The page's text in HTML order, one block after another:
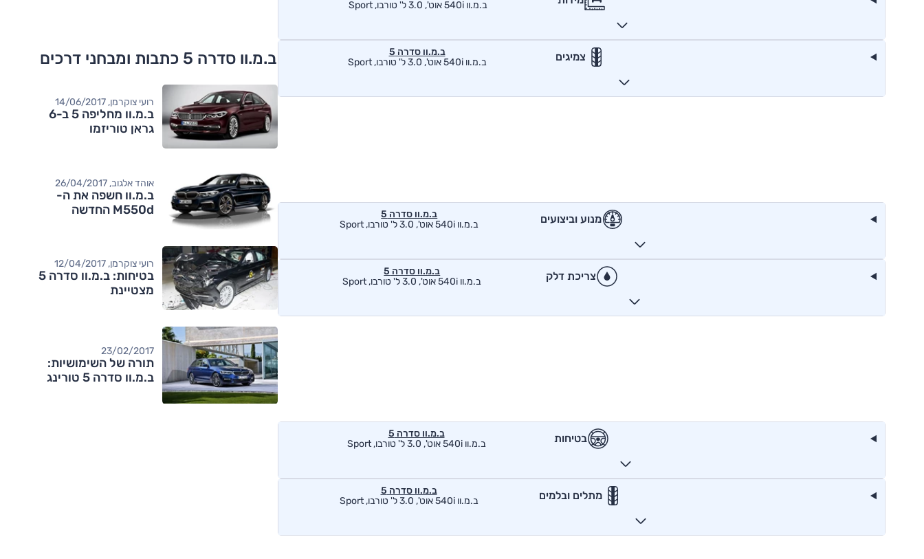
ב.מ.וו 540i אוט', 3.0 ל' טורבו, Sport
צמיגים
ב.מ.וו סדרה 5
ב.מ.וו 540i אוט', 3.0 ל' טורבו, Sport
מנוע וביצועים
ב.מ.וו סדרה 5
ב.מ.וו 540i אוט', 3.0 ל' טורבו, Sport
צריכת דלק
ב.מ.וו סדרה 5
ב.מ.וו 540i אוט', 3.0 ל' טורבו, Sport
בטיחות
ב.מ.וו סדרה 5
ב.מ.וו 540i אוט', 3.0 ל' טורבו, Sport
מתלים ובלמים
ב.מ.וו סדרה 5
ב.מ.וו 540i אוט', 3.0 ל' טורבו, Sport
ב.מ.וו סדרה 5 כתבות ומבחני דרכים
רועי צוקרמן, 14/06/2017
ב.מ.וו מחליפה 5 ב-6
גראן טוריזמו
אוהד אלגוב, 26/04/2017
ב.מ.וו חשפה את ה-
M550d החדשה
רועי צוקרמן, 12/04/2017
בטיחות: ב.מ.וו סדרה 5
מצטיינת
23/02/2017
תורה של השימושיות:
ב.מ.וו סדרה 5 טורינג